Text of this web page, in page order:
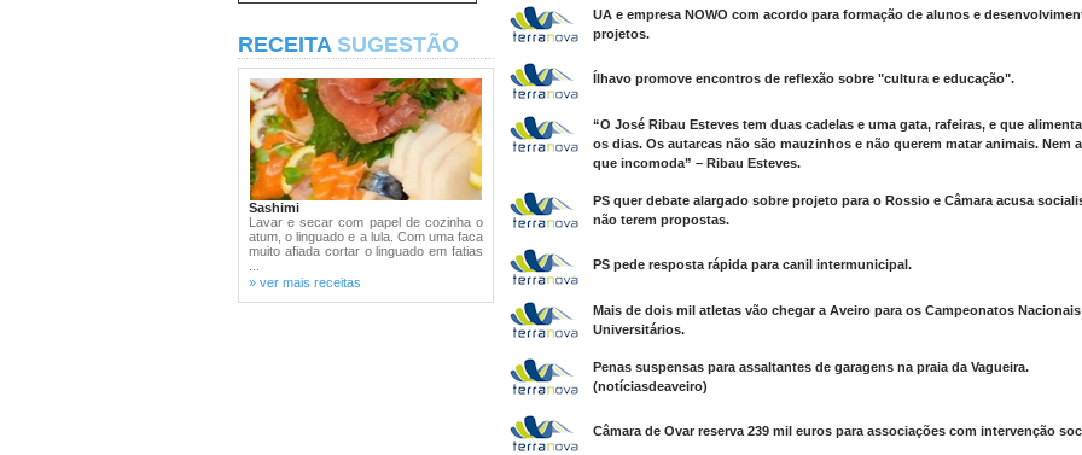
RECEITA SUGESTÃO
Sashimi
Lavar e secar com papel de cozinha o
atum, o linguado e a lula. Com uma faca
muito afiada cortar o linguado em fatias
» ver mais receitas
UA e empresa NOWO com acordo para formação de alunos e
projetos.
Ílhavo promove encontros de reflexão sobre "cultura e educação".
“O José Ribau Esteves tem duas cadelas e uma gata, rafeiras, e que
os dias. Os autarcas não são mauzinhos e não querem matar animais. Nem
que incomoda” – Ribau Esteves.
PS quer debate alargado sobre projeto para o Rossio e Câmara acusa
não terem propostas.
PS pede resposta rápida para canil intermunicipal.
Mais de dois mil atletas vão chegar a Aveiro para os Campeonatos Nacionais
Universitários.
Penas suspensas para assaltantes de garagens na praia da Vagueira.
(notíciasdeaveiro)
Câmara de Ovar reserva 239 mil euros para associações com intervenção